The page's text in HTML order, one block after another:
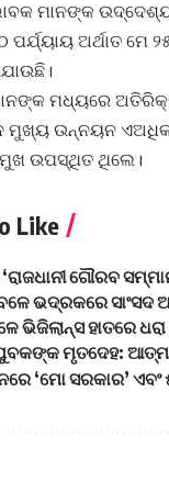
ମାନଙ୍କ
ପର୍ଯ୍ୟାୟ ଅର୍ଥାତ
ମଧ୍ୟରେ
ଉନ୍ନୟନ
ଉପସ୍ଥିତ ଥିଲେ।
Like
ଗୌରବ
ଭଦ୍ରକରେ ସାଂସଦ
ଭିଜିଲାନ୍ସ ହାତରେ
ମୃତଦେହ:
‘ମୋ ସରକାର’